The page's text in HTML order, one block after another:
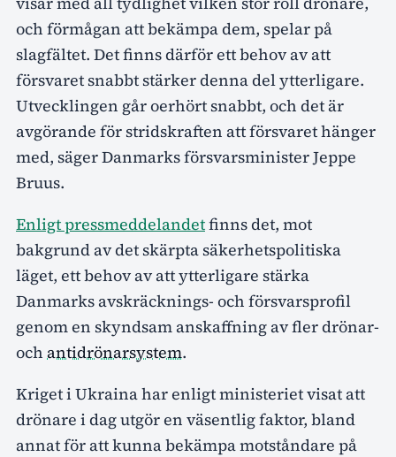
och förmågan att bekämpa dem, spelar på
slagfältet. Det finns därför ett behov av att
försvaret snabbt stärker denna del ytterligare.
Utvecklingen går oerhört snabbt, och det är
avgörande för stridskraften att försvaret hänger
med, säger Danmarks försvarsminister Jeppe
Bruus.
Enligt pressmeddelandetfinns det, mot
bakgrund av det skärpta säkerhetspolitiska
läget, ett behov av att ytterligare stärka
Danmarks avskräcknings- och försvarsprofil
genom en skyndsam anskaffning av fler drönar-
och antidrönarsystem.
Kriget i Ukraina har enligt ministeriet visat att
drönare i dag utgör en väsentlig faktor, bland
annat för att kunna bekämpa motståndare på